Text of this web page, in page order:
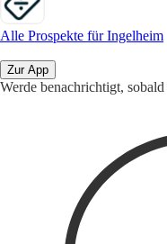
Alle Prospekte für Ingelheim
Zur App
Werde benachrichtigt,